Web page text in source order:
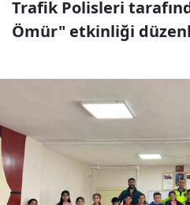
Trafik Polisleri
Ömür" etkinliği